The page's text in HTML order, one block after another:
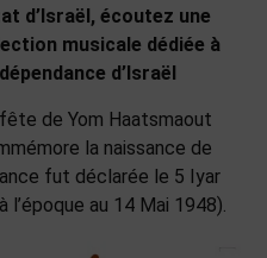
d’Israël, écoutez une
musicale dédiée à
d’Israël
de Yom Haatsmaout
la naissance de
fut déclarée le 5 Iyar
au 14 Mai 1948).